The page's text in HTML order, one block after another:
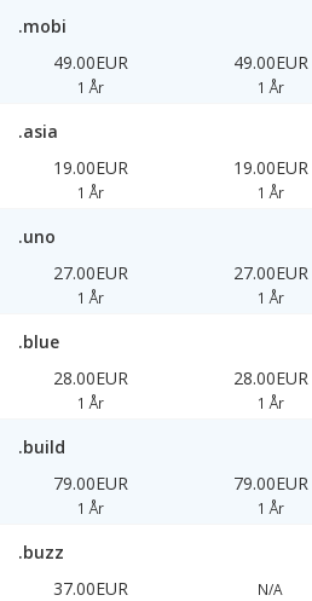
.mobi
49.00EUR
1 År
49.00EUR
1 År
.asia
19.00EUR
1 År
19.00EUR
1 År
.uno
27.00EUR
1 År
27.00EUR
1 År
.blue
28.00EUR
1 År
28.00EUR
1 År
.build
79.00EUR
1 År
79.00EUR
1 År
.buzz
37.00EUR
N/A